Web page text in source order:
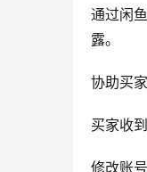
通过闲
露。
协助买
买家收
修改账